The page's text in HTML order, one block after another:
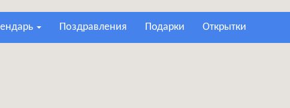
поздравления подарки открытки